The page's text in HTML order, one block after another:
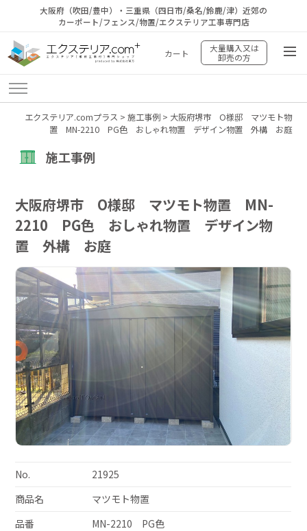
大阪府（吹田/豊中）・三重県（四日市/桑名/鈴鹿/津）近郊の
カーポート/フェンス/物置/エクステリア工事専門店
カート
大量購入又は
卸売の方
エクステリア.comプラス > 施工事例> 大阪府堺市 O様邸 マツモト物
置 MN-2210 PG色 おしゃれ物置 デザイン物置 外構 お庭
施工事例
大阪府堺市 O様邸 マツモト物置 MN-
2210 PG色 おしゃれ物置 デザイン物
置 外構 お庭
No.
21925
商品名
マツモト物置
品番
MN-2210 PG色